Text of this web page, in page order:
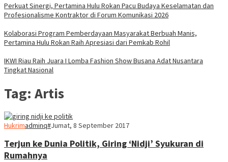
Perkuat Sinergi, Pertamina Hulu Rokan Pacu Budaya Keselamatan dan
Profesionalisme Kontraktor di Forum Komunikasi 2026
Kolaborasi Program Pemberdayaan Masyarakat Berbuah Manis,
Pertamina Hulu Rokan Raih Apresiasi dari Pemkab Rohil
IKWI Riau Raih Juara I Lomba Fashion Show Busana Adat Nusantara
Tingkat Nasional
Tag: Artis
Hukrimadminq#Jumat, 8 September 2017
Terjun ke Dunia Politik, Giring ‘Nidji’ Syukuran di
Rumahnya